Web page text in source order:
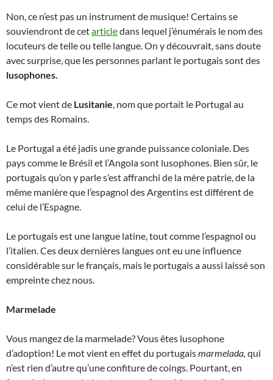
Non, ce n’est pas un instrument de musique! Certains se
souviendront de cetarticledans lequel j’énumérais le nom des
locuteurs de telle ou telle langue. On y découvrait, sans doute
avec surprise, que les personnes parlant le portugais sont des
lusophones.
Ce mot vient de Lusitanie, nom que portait le Portugal au
temps des Romains.
Le Portugal a été jadis une grande puissance coloniale. Des
pays comme le Brésil et l’Angola sont lusophones. Bien sûr, le
portugais qu’on y parle s’est affranchi de la mère patrie, de la
même manière que l’espagnol des Argentins est différent de
celui de l’Espagne.
Le portugais est une langue latine, tout comme l’espagnol ou
l’italien. Ces deux dernières langues ont eu une influence
considérable sur le français, mais le portugais a aussi laissé son
empreinte chez nous.
Marmelade
Vous mangez de la marmelade? Vous êtes lusophone
d’adoption! Le mot vient en effet du portugaismarmelada, qui
n’est rien d’autre qu’une confiture de coings. Pourtant, en